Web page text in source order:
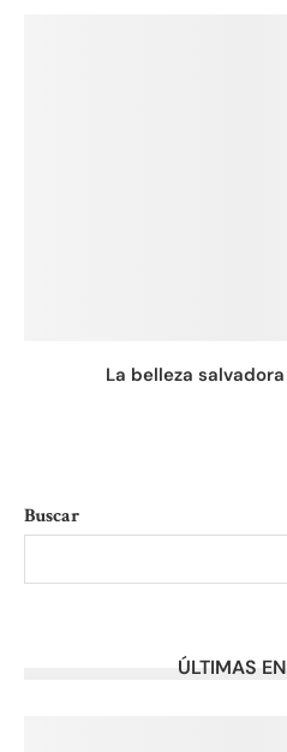
La belleza
Buscar
ÚLTIMAS